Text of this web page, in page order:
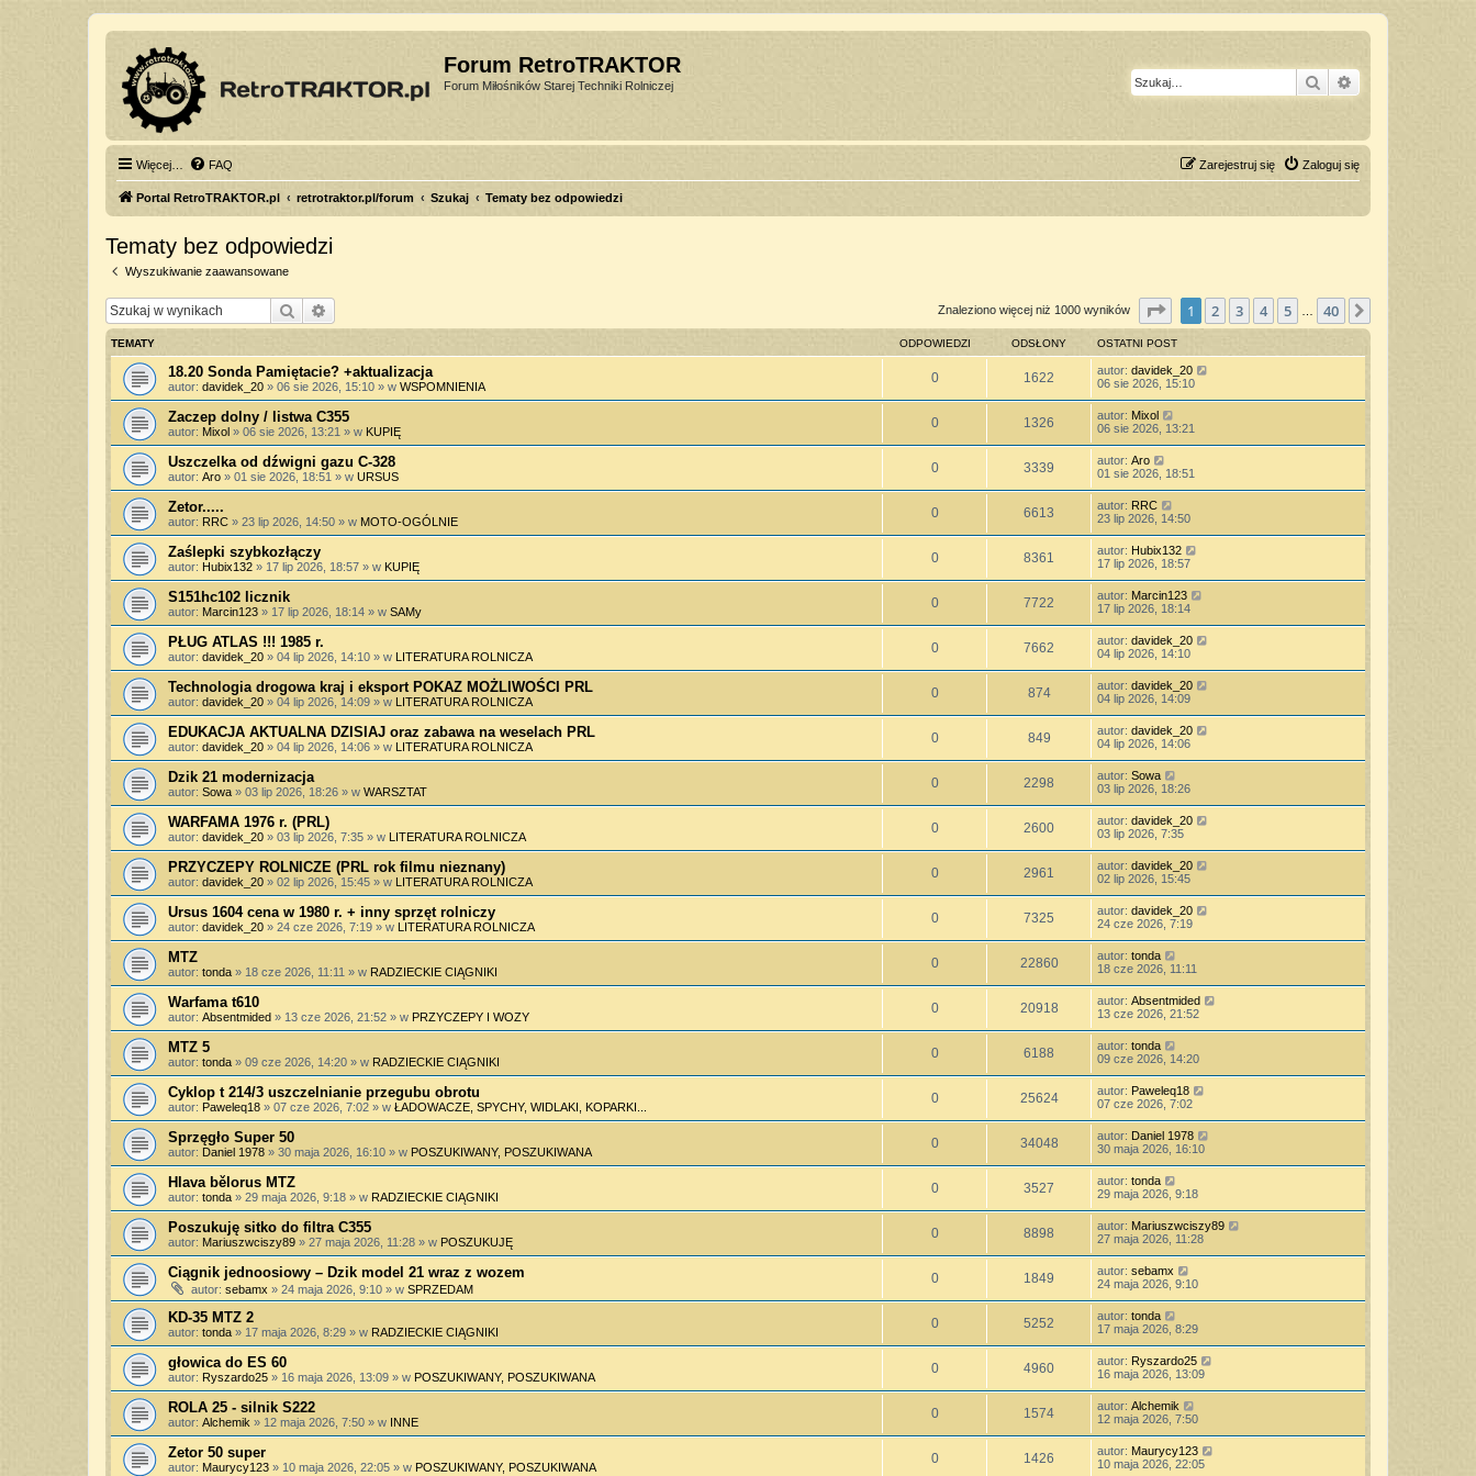
Forum RetroTRAKTOR
Forum Miłośników Starej Techniki Rolniczej Szukaj
Więcej… FAQ Zaloguj się
Zarejestruj się
Portal RetroTRAKTOR.pl retrotraktor.pl/forum Szukaj Tematy bez odpowiedzi
Tematy bez odpowiedzi
Wyszukiwanie zaawansowane
Szukaj Znaleziono więcej niż 1000 wyników Strona1 40
1 2 3 4 5 40
TEMATY ODPOWIEDZI ODSŁONY OSTATNI POST
18.20 Sonda Pamiętacie? +aktualizacja
autor: davidek_20 » 06 sie 2026, 15:10 » w WSPOMNIENIA
0 1622 autor: davidek_20
06 sie 2026, 15:10
Zaczep dolny / listwa C355
autor: Mixol » 06 sie 2026, 13:21 » w KUPIĘ
0 1326 autor: Mixol
06 sie 2026, 13:21
Uszczelka od dźwigni gazu C-328
autor: Aro » 01 sie 2026, 18:51 » w URSUS
0 3339 autor: Aro
01 sie 2026, 18:51
Zetor.....
autor: RRC » 23 lip 2026, 14:50 » w MOTO-OGÓLNIE
0 6613 autor: RRC
23 lip 2026, 14:50
Zaślepki szybkozłączy
autor: Hubix132 » 17 lip 2026, 18:57 » w KUPIĘ
0 8361 autor: Hubix132
17 lip 2026, 18:57
S151hc102 licznik
autor: Marcin123 » 17 lip 2026, 18:14 » w SAMy
0 7722 autor: Marcin123
17 lip 2026, 18:14
PŁUG ATLAS !!! 1985 r.
autor: davidek_20 » 04 lip 2026, 14:10 » w LITERATURA ROLNICZA
0 7662 autor: davidek_20
04 lip 2026, 14:10
Technologia drogowa kraj i eksport POKAZ MOŻLIWOŚCI PRL
autor: davidek_20 » 04 lip 2026, 14:09 » w LITERATURA ROLNICZA
0 874 autor: davidek_20
04 lip 2026, 14:09
EDUKACJA AKTUALNA DZISIAJ oraz zabawa na weselach PRL
autor: davidek_20 » 04 lip 2026, 14:06 » w LITERATURA ROLNICZA
0 849 autor: davidek_20
04 lip 2026, 14:06
Dzik 21 modernizacja
autor: Sowa » 03 lip 2026, 18:26 » w WARSZTAT
0 2298 autor: Sowa
03 lip 2026, 18:26
WARFAMA 1976 r. (PRL)
autor: davidek_20 » 03 lip 2026, 7:35 » w LITERATURA ROLNICZA
0 2600 autor: davidek_20
03 lip 2026, 7:35
PRZYCZEPY ROLNICZE (PRL rok filmu nieznany)
autor: davidek_20 » 02 lip 2026, 15:45 » w LITERATURA ROLNICZA
0 2961 autor: davidek_20
02 lip 2026, 15:45
Ursus 1604 cena w 1980 r. + inny sprzęt rolniczy
autor: davidek_20 » 24 cze 2026, 7:19 » w LITERATURA ROLNICZA
0 7325 autor: davidek_20
24 cze 2026, 7:19
MTZ
autor: tonda » 18 cze 2026, 11:11 » w RADZIECKIE CIĄGNIKI
0 22860 autor: tonda
18 cze 2026, 11:11
Warfama t610
autor: Absentmided » 13 cze 2026, 21:52 » w PRZYCZEPY I WOZY
0 20918 autor: Absentmided
13 cze 2026, 21:52
MTZ 5
autor: tonda » 09 cze 2026, 14:20 » w RADZIECKIE CIĄGNIKI
0 6188 autor: tonda
09 cze 2026, 14:20
Cyklop t 214/3 uszczelnianie przegubu obrotu
autor: Paweleq18 » 07 cze 2026, 7:02 » w ŁADOWACZE, SPYCHY, WIDLAKI, KOPARKI...
0 25624 autor: Paweleq18
07 cze 2026, 7:02
Sprzęgło Super 50
autor: Daniel 1978 » 30 maja 2026, 16:10 » w POSZUKIWANY, POSZUKIWANA
0 34048 autor: Daniel 1978
30 maja 2026, 16:10
Hlava bělorus MTZ
autor: tonda » 29 maja 2026, 9:18 » w RADZIECKIE CIĄGNIKI
0 3527 autor: tonda
29 maja 2026, 9:18
Poszukuję sitko do filtra C355
autor: Mariuszwciszy89 » 27 maja 2026, 11:28 » w POSZUKUJĘ
0 8898 autor: Mariuszwciszy89
27 maja 2026, 11:28
Ciągnik jednoosiowy – Dzik model 21 wraz z wozem
autor: sebamx » 24 maja 2026, 9:10 » w SPRZEDAM
0 1849 autor: sebamx
24 maja 2026, 9:10
KD-35 MTZ 2
autor: tonda » 17 maja 2026, 8:29 » w RADZIECKIE CIĄGNIKI
0 5252 autor: tonda
17 maja 2026, 8:29
głowica do ES 60
autor: Ryszardo25 » 16 maja 2026, 13:09 » w POSZUKIWANY, POSZUKIWANA
0 4960 autor: Ryszardo25
16 maja 2026, 13:09
ROLA 25 - silnik S222
autor: Alchemik » 12 maja 2026, 7:50 » w INNE
0 1574 autor: Alchemik
12 maja 2026, 7:50
Zetor 50 super
autor: Maurycy123 » 10 maja 2026, 22:05 » w POSZUKIWANY, POSZUKIWANA
0 1426 autor: Maurycy123
10 maja 2026, 22:05